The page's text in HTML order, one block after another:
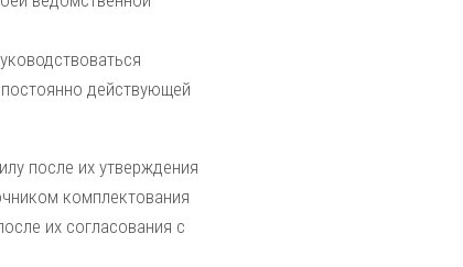
действующей
после их утверждения
комплектования
их согласования с